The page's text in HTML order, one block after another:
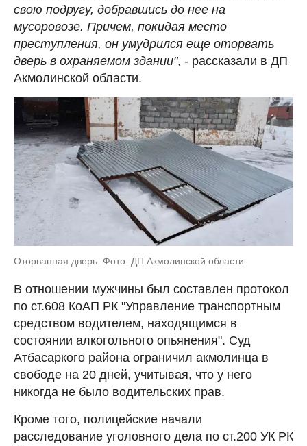
свою подругу, добравшись до нее на
мусоровозе. Причем, покидая место
преступления, он умудрился еще оторвать
дверь в охраняемом здании", - рассказали в ДП
Акмолинской области.
Оторванная дверь. Фото: ДП Акмолинской области
В отношении мужчины был составлен протокол
по ст.608 КоАП РК "Управление транспортным
средством водителем, находящимся в
состоянии алкогольного опьянения". Суд
Атбасаркого района ограничил акмолинца в
свободе на 20 дней, учитывая, что у него
никогда не было водительских прав.
Кроме того, полицейские начали
расследование уголовного дела по ст.200 УК РК